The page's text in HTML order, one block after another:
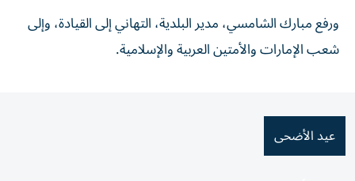
ورفع مبارك الشامسي، مدير البلدية، التهاني إلى القيادة، وإلى
شعب الإمارات والأمتين العربية والإسلامية.
عيد الأضحى